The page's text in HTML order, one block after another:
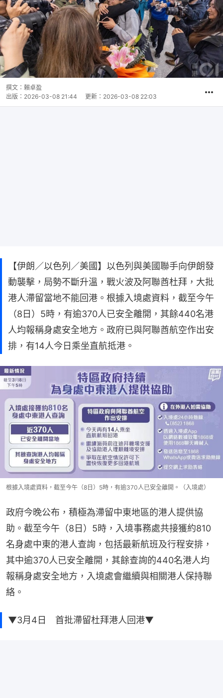
撰文： 賴卓盈
出版： 2026-03-08 21:44 更新： 2026-03-08 22:03
【伊朗／以色列／美國】以色列與美國聯手向伊朗發
動襲擊，局勢不斷升溫，戰火波及阿聯酋杜拜，大批
港人滯留當地不能回港。根據入境處資料，截至今午
（8日）5時，有逾370人已安全離開，其餘440名港
人均報稱身處安全地方。政府已與阿聯酋航空作出安
排，有14人今日乘坐直航抵港。
根據入境處資料，截至今午（8日）5時，有逾370人已安全離開。（入境處）
政府今晚公布，積極為滯留中東地區的港人提供協
助。截至今午（8日）5時，入境事務處共接獲約810
名身處中東的港人查詢，包括最新航班及行程安排，
其中逾370人已安全離開，其餘查詢的440名港人均
報稱身處安全地方，入境處會繼續與相關港人保持聯
絡。
▼3月4日 首批滯留杜拜港人回港▼